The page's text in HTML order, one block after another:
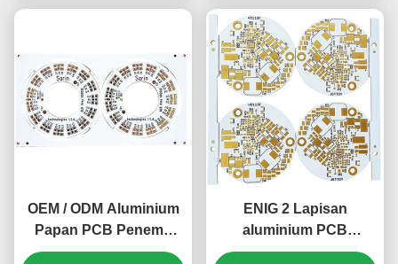
OEM / ODM Aluminium
Papan PCB Penemu
Bawah Panel Papan
ENIG 2 Lapisan
aluminium PCB
Elektronik Bahan PCB